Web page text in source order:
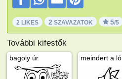
2 LIKES 2 SZAVAZATOK 5/5
További kifestők
bagoly úr meindert a ló